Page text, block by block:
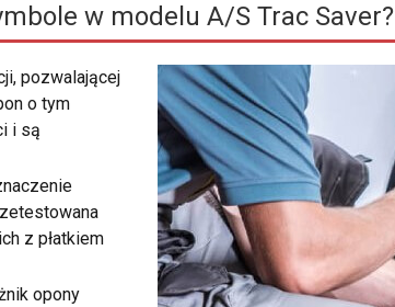
w modelu A/S Trac Saver?
pozwalającej
o tym
i są
z płatkiem
opony